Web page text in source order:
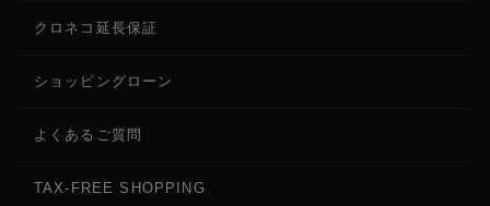
クロネコ延長保証
ショッピングローン
よくあるご質問
TAX-FREE SHOPPING